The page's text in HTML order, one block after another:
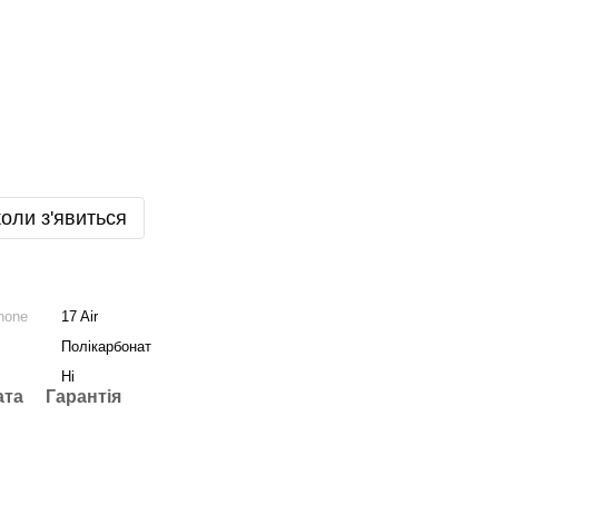
з'явиться
17 Air
Полікарбонат
Ні
Гарантія